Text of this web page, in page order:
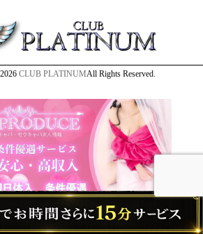
CLUB PLATINUMAll Rights Reserved.